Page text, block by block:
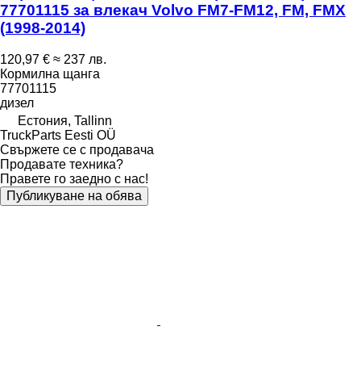
77701115 за влекач Volvo FM7-FM12, FM, FMX
(1998-2014)
120,97 € ≈ 237 лв.
Кормилна щанга
77701115
дизел
Естония, Tallinn
TruckParts Eesti OÜ
Свържете се с продавача
Продавате техника?
Правете го заедно с нас!
Публикуване на обява